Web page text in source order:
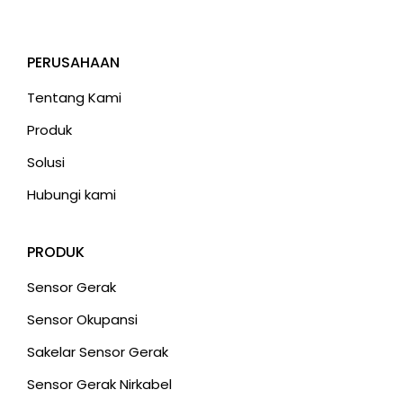
PERUSAHAAN
Tentang Kami
Produk
Solusi
Hubungi kami
PRODUK
Sensor Gerak
Sensor Okupansi
Sakelar Sensor Gerak
Sensor Gerak Nirkabel